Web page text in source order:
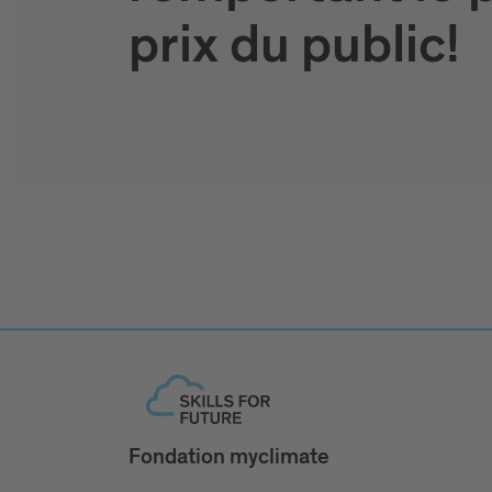
prix du public!
Fondation myclimate